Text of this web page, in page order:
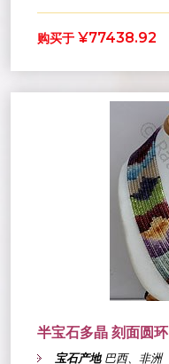
购买于 ¥77438.92
半宝石多晶 刻面圆环
宝石产地巴西、非洲